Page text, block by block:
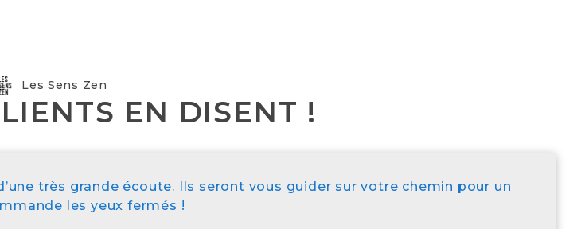
Les Sens Zen
EN DISENT !
très grande écoute. Ils seront vous guider sur votre chemin pour un
les yeux fermés !